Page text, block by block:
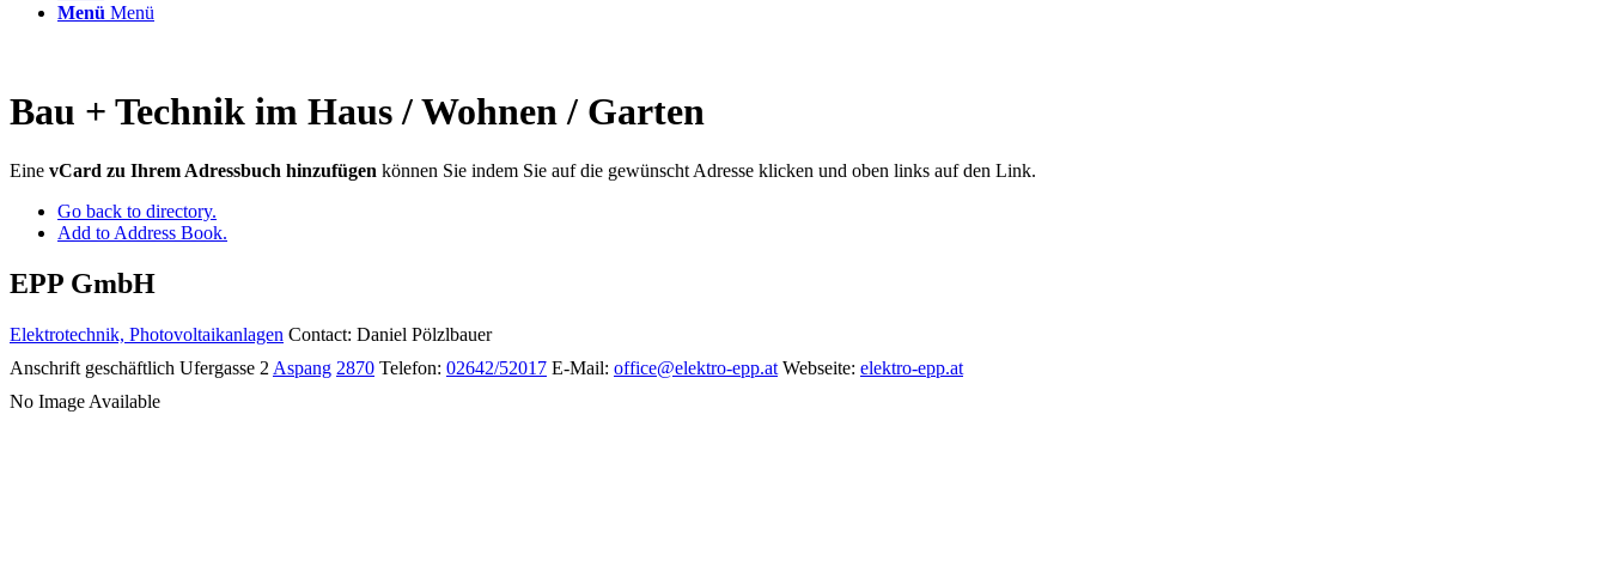
Menü Menü
Bau + Technik im Haus / Wohnen / Garten
Eine vCard zu Ihrem Adressbuch hinzufügen können Sie indem Sie auf die gewünscht Adresse klicken und oben links auf den Link.
Go back to directory.
Add to Address Book.
EPP GmbH
Elektrotechnik, Photovoltaikanlagen Contact: Daniel Pölzlbauer
Anschrift geschäftlich Ufergasse 2 Aspang 2870 Telefon: 02642/52017 E-Mail: office@elektro-epp.at Webseite: elektro-epp.at
No Image Available